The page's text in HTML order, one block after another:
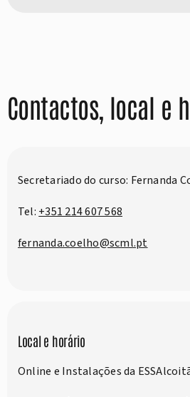
Contactos, local e
Secretariado do curso: Fernanda
Tel: +351 214 607 568
fernanda.coelho@scml.pt
Local e horário
Online e Instalações da